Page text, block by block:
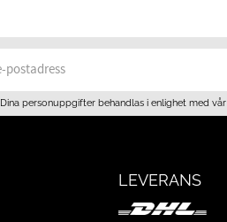
Dina personuppgifter behandlas i enlighet med vår
LEVERANS